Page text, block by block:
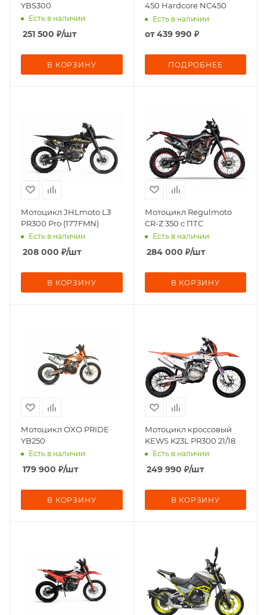
YBS300
Есть в наличии
251 500 ₽/шт
В КОРЗИНУ
450 Hardcore NC450
Есть в наличии
от439 990 ₽
ПОДРОБНЕЕ
Мотоцикл JHLmoto L3
PR300 Pro (177FMN)
Есть в наличии
208 000 ₽/шт
В КОРЗИНУ
Мотоцикл Regulmoto
CR-Z 350 с ПТС
Есть в наличии
284 000 ₽/шт
В КОРЗИНУ
Мотоцикл OXO PRIDE
YB250
Есть в наличии
179 900 ₽/шт
В КОРЗИНУ
Мотоцикл кроссовый
KEWS K23L PR300 21/18
Есть в наличии
249 990 ₽/шт
В КОРЗИНУ